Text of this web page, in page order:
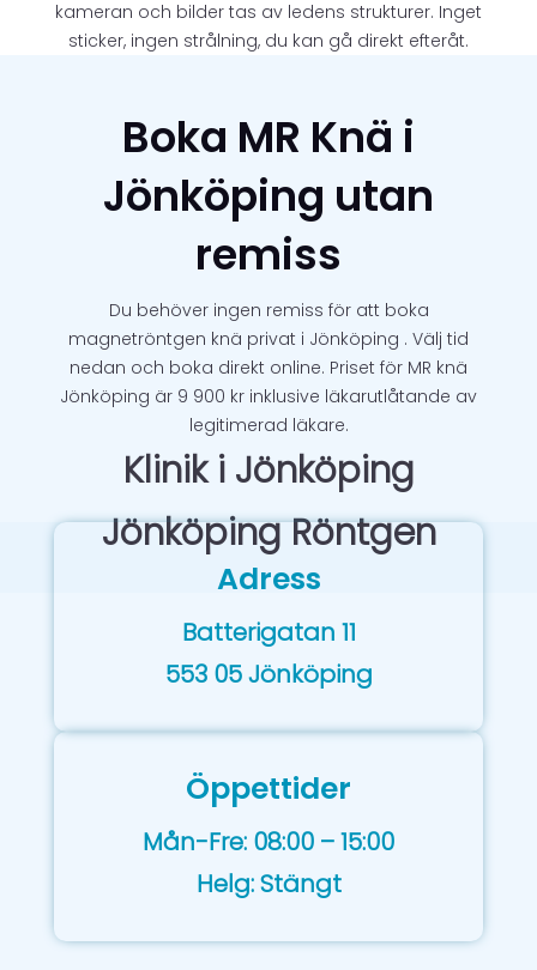
kameran och bilder tas av ledens strukturer. Inget
sticker, ingen strålning, du kan gå direkt efteråt.
Boka MR Knä i
Jönköping utan
remiss
Du behöver ingen remiss för att boka
magnetröntgen knä privat i Jönköping . Välj tid
nedan och boka direkt online. Priset för MR knä
Jönköping är 9 900 kr inklusive läkarutlåtande av
legitimerad läkare.
Klinik i Jönköping
Jönköping Röntgen
Adress
Batterigatan 11
553 05 Jönköping
Öppettider
Mån-Fre: 08:00 – 15:00
Helg: Stängt